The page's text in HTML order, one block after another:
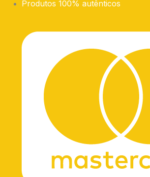
Produtos 100% autênticos